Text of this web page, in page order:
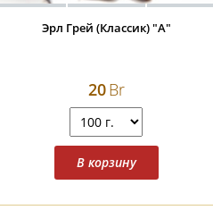
Эрл Грей (Классик) "А"
20Br